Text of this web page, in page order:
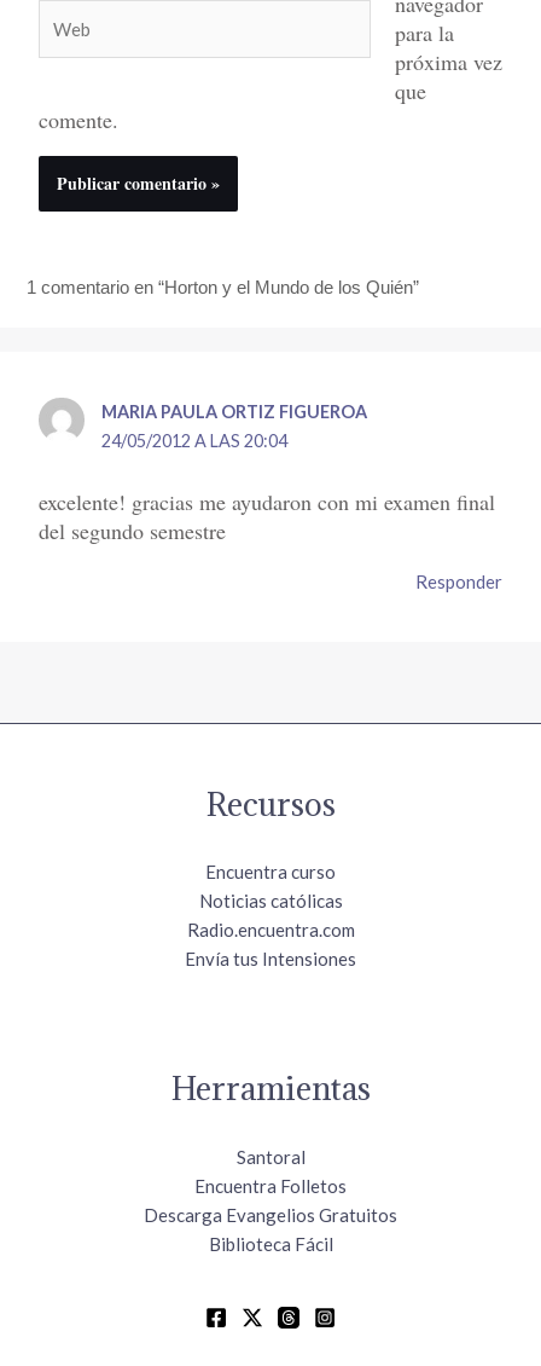
para la
próxima vez
que
comente.
1 comentario en “Horton y el Mundo de los Quién”
MARIA PAULA ORTIZ FIGUEROA
24/05/2012 A LAS 20:04
excelente! gracias me ayudaron con mi examen final
del segundo semestre
Responder
Recursos
Encuentra curso
Noticias católicas
Radio.encuentra.com
Envía tus Intensiones
Herramientas
Santoral
Encuentra Folletos
Descarga Evangelios Gratuitos
Biblioteca Fácil